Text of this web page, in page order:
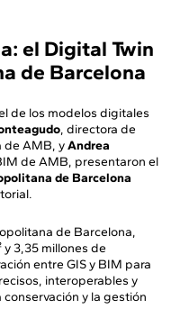
el Digital Twin
de Barcelona
de los modelos digitales
, directora de
de AMB, yAndrea
de AMB, presentaron el
de Barcelona
de Barcelona,
3,35 millones de
entre GIS y BIM para
interoperables y
y la gestión